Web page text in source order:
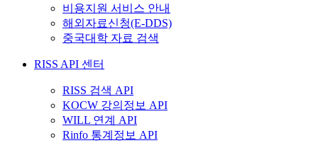
비용지원 서비스 안내
해외자료신청(E-DDS)
중국대학 자료 검색
RISS API 센터
RISS 검색 API
KOCW 강의정보 API
WILL 연계 API
Rinfo 통계정보 API